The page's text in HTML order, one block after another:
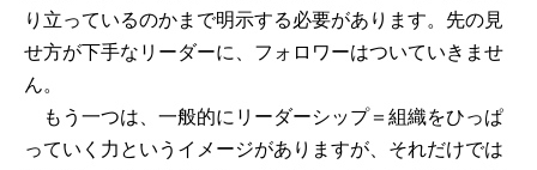
り立っているのかまで明示する必要があります。先の見
せ方が下手なリーダーに、フォロワーはついていきませ
ん。
もう一つは、一般的にリーダーシップ＝組織をひっぱ
っていく力というイメージがありますが、それだけでは